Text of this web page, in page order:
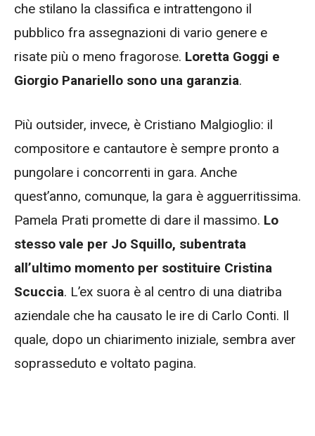
che stilano la classifica e intrattengono il
pubblico fra assegnazioni di vario genere e
risate più o meno fragorose. Loretta Goggi e
Giorgio Panariello sono una garanzia.
Più outsider, invece, è Cristiano Malgioglio: il
compositore e cantautore è sempre pronto a
pungolare i concorrenti in gara. Anche
quest’anno, comunque, la gara è agguerritissima.
Pamela Prati promette di dare il massimo. Lo
stesso vale per Jo Squillo, subentrata
all’ultimo momento per sostituire Cristina
Scuccia. L’ex suora è al centro di una diatriba
aziendale che ha causato le ire di Carlo Conti. Il
quale, dopo un chiarimento iniziale, sembra aver
soprasseduto e voltato pagina.